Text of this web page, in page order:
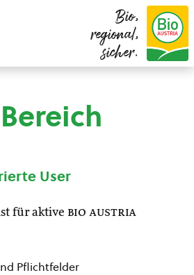
Bio,
regional,
sicher.
User
für aktive bio austria
Pflichtfelder